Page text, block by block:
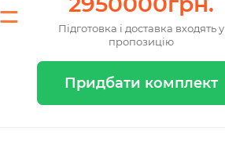
Підготовка і доставка входять у
пропозицію
Придбати комплект